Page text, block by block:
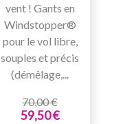
vent ! Gants en
Windstopper®
pour le vol libre,
souples et précis
(démêlage,...
70,00 €
59,50 €